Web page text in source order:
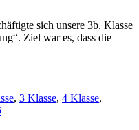
sich unsere 3b. Klasse
Ziel war es, dass die
, 3 Klasse, 4 Klasse,